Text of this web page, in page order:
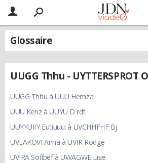
Glossaire
UUGG Thhu - UYTTERSPROT
UUGG Thhu à UUU Hemza
UUU Kenz à UUYU D rdt
UUYYUIIY Eutiuuui à UVCHHFHF Bj
UVEAKOVI Anna à UVIR Rodge
UVIRA Sofibef à UWAGWE Lise